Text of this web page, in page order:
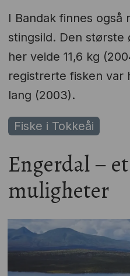
I Bandak finnes også
stingsild. Den
her veide 11,6 kg
registrerte fisken var
lang (2003).
Fiske i Tokkeåi
Engerdal –
muligheter